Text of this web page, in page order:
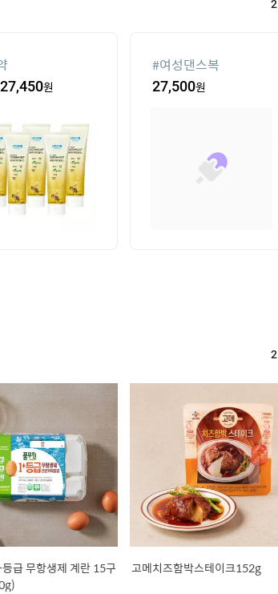
27,450원
#여성댄스복
27,500원
2
급 무항생제 계란 15구
고메치즈함박스테이크152g
2